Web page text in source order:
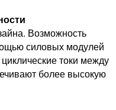
Возможность
силовых модулей
токи между
более высокую